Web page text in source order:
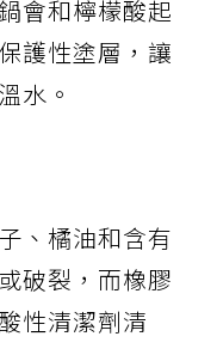
會和檸檬酸起
護性塗層，讓
水。
、橘油和含有
破裂，而橡膠
性清潔劑清